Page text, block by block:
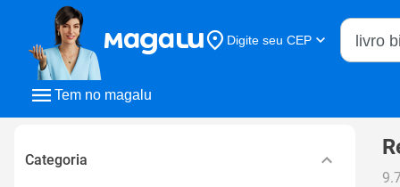
Tem no magalu
Digite seu CEP
Buscar
Categoria